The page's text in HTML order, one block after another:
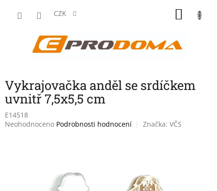
CZK
Vykrajovačka anděl se srdíčkem
uvnitř 7,5x5,5 cm
E14518
Průměrné
Neohodnoceno Podrobnosti hodnocení Značka: VČS